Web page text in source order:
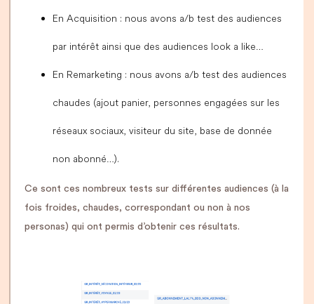
En Acquisition : nous avons a/b test des audiences
par intérêt ainsi que des audiences look a like…
En Remarketing : nous avons a/b test des audiences
chaudes (ajout panier, personnes engagées sur les
réseaux sociaux, visiteur du site, base de donnée
non abonné…).
Ce sont ces nombreux tests sur différentes audiences (à la
fois froides, chaudes, correspondant ou non à nos
personas) qui ont permis d’obtenir ces résultats.